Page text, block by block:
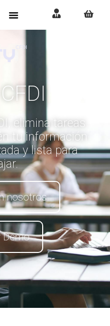
elimina tareas
tu información
y lista para
nosotros
Demo